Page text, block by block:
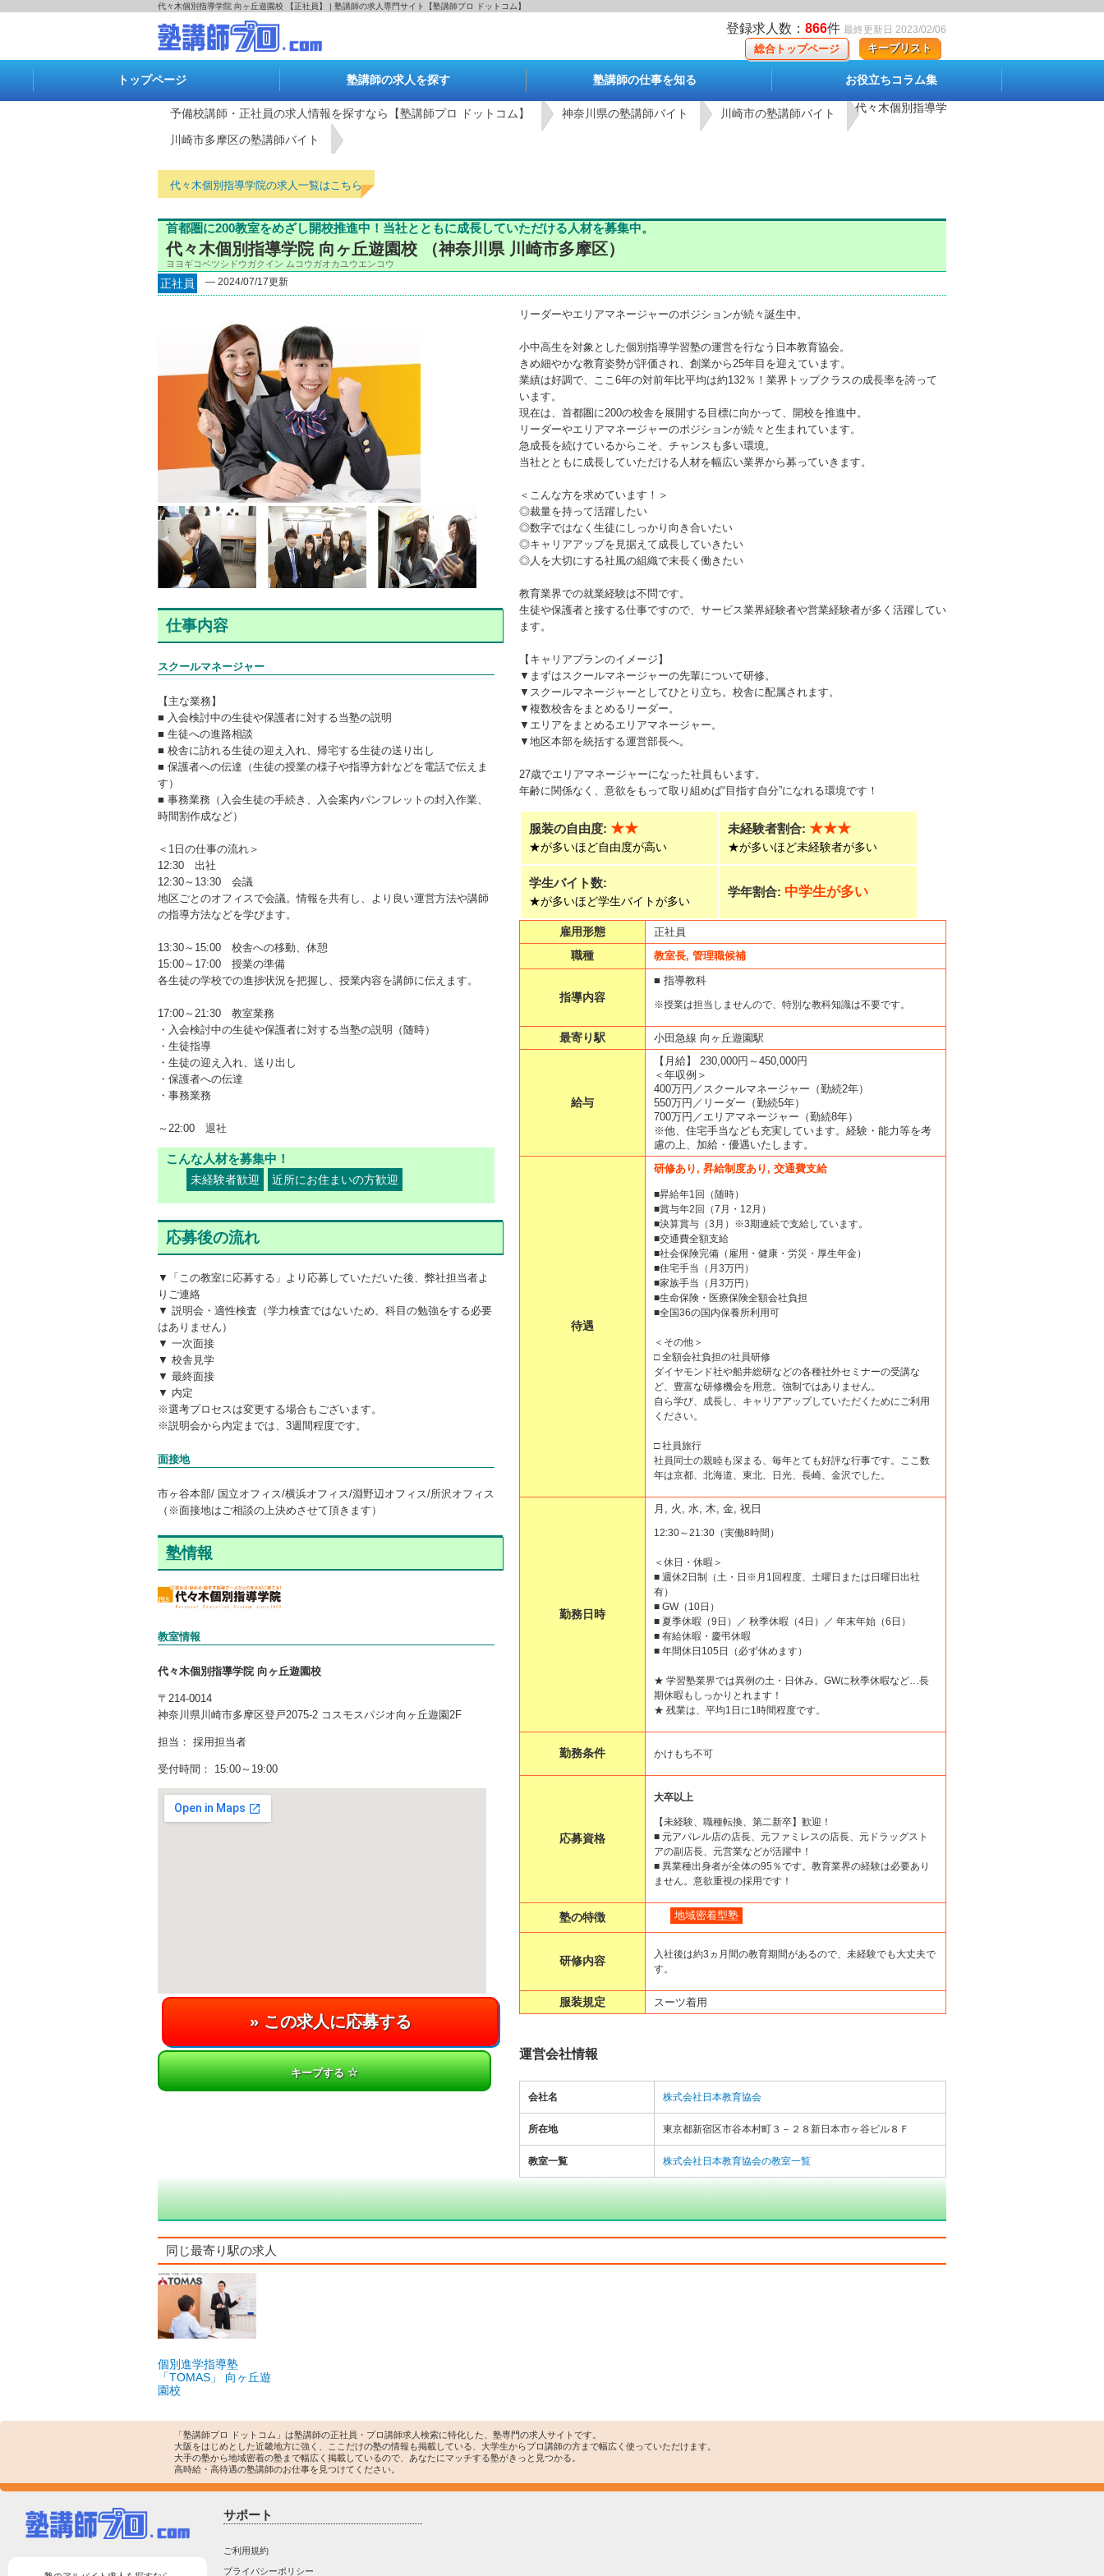
代々木個別指導学院 向ヶ丘遊園校 【正社員】 | 塾講師の求人専門サイト【塾講師プロ ドットコム】
登録求人数： 866件 最終更新日 2023/02/06
キープリスト
総合トップページ
トップページ 塾講師の求人を探す 塾講師の仕事を知る お役立ちコラム集
予備校講師・正社員の求人情報を探すなら【塾講師プロ ドットコム】 神奈川県の塾講師バイト
川崎市の塾講師バイト
川崎市多摩区の塾講師バイト
代々木個別指導学院 向ヶ丘遊園校 【正社員】
代々木個別指導学院の求人一覧はこちら
首都圏に200教室をめざし開校推進中！当社とともに成長していただける人材を募集中。
代々木個別指導学院 向ヶ丘遊園校 （神奈川県 川崎市多摩区）
ヨヨギコベツシドウガクイン ムコウガオカユウエンコウ
正社員 ― 2024/07/17更新
リーダーやエリアマネージャーのポジションが続々誕生中。
小中高生を対象とした個別指導学習塾の運営を行なう日本教育協会。
きめ細やかな教育姿勢が評価され、創業から25年目を迎えています。
業績は好調で、ここ6年の対前年比平均は約132％！業界トップクラスの成長率を誇って
います。
現在は、首都圏に200の校舎を展開する目標に向かって、開校を推進中。
リーダーやエリアマネージャーのポジションが続々と生まれています。
急成長を続けているからこそ、チャンスも多い環境。
当社とともに成長していただける人材を幅広い業界から募っていきます。
＜こんな方を求めています！＞
◎裁量を持って活躍したい
◎数字ではなく生徒にしっかり向き合いたい
◎キャリアアップを見据えて成長していきたい
◎人を大切にする社風の組織で末長く働きたい
教育業界での就業経験は不問です。
生徒や保護者と接する仕事ですので、サービス業界経験者や営業経験者が多く活躍してい
ます。
【キャリアプランのイメージ】
▼まずはスクールマネージャーの先輩について研修。
▼スクールマネージャーとしてひとり立ち。校舎に配属されます。
▼複数校舎をまとめるリーダー。
▼エリアをまとめるエリアマネージャー。
▼地区本部を統括する運営部長へ。
27歳でエリアマネージャーになった社員もいます。
年齢に関係なく、意欲をもって取り組めば“目指す自分”になれる環境です！
服装の自由度: ★★
★が多いほど自由度が高い
未経験者割合: ★★★
★が多いほど未経験者が多い
学生バイト数:
★が多いほど学生バイトが多い
学年割合: 中学生が多い
雇用形態 正社員
職種 教室長, 管理職候補
指導内容
■ 指導教科
※授業は担当しませんので、特別な教科知識は不要です。
最寄り駅 小田急線 向ヶ丘遊園駅
給与
【月給】 230,000円～450,000円
＜年収例＞
400万円／スクールマネージャー（勤続2年）
550万円／リーダー（勤続5年）
700万円／エリアマネージャー（勤続8年）
※他、住宅手当なども充実しています。経験・能力等を考
慮の上、加給・優遇いたします。
待遇
研修あり, 昇給制度あり, 交通費支給
■昇給年1回（随時）
■賞与年2回（7月・12月）
■決算賞与（3月）※3期連続で支給しています。
■交通費全額支給
■社会保険完備（雇用・健康・労災・厚生年金）
■住宅手当（月3万円）
■家族手当（月3万円）
■生命保険・医療保険全額会社負担
■全国36の国内保養所利用可
＜その他＞
□ 全額会社負担の社員研修
ダイヤモンド社や船井総研などの各種社外セミナーの受講な
ど、豊富な研修機会を用意。強制ではありません。
自ら学び、成長し、キャリアアップしていただくためにご利用
ください。
□ 社員旅行
社員同士の親睦も深まる、毎年とても好評な行事です。ここ数
年は京都、北海道、東北、日光、長崎、金沢でした。
勤務日時
月, 火, 水, 木, 金, 祝日
12:30～21:30（実働8時間）
＜休日・休暇＞
■ 週休2日制（土・日※月1回程度、土曜日または日曜日出社
有）
■ GW（10日）
■ 夏季休暇（9日）／ 秋季休暇（4日）／ 年末年始（6日）
■ 有給休暇・慶弔休暇
■ 年間休日105日（必ず休めます）
★ 学習塾業界では異例の土・日休み。GWに秋季休暇など…長
期休暇もしっかりとれます！
★ 残業は、平均1日に1時間程度です。
勤務条件 かけもち不可
応募資格
大卒以上
【未経験、職種転換、第二新卒】歓迎！
■ 元アパレル店の店長、元ファミレスの店長、元ドラッグスト
アの副店長、元営業などが活躍中！
■ 異業種出身者が全体の95％です。教育業界の経験は必要あり
ません。意欲重視の採用です！
塾の特徴 地域密着型塾
研修内容
入社後は約3ヵ月間の教育期間があるので、未経験でも大丈夫で
す。
服装規定 スーツ着用
運営会社情報
会社名 株式会社日本教育協会
所在地 東京都新宿区市谷本村町３－２８新日本市ヶ谷ビル８Ｆ
教室一覧 株式会社日本教育協会の教室一覧
仕事内容
スクールマネージャー
【主な業務】
■ 入会検討中の生徒や保護者に対する当塾の説明
■ 生徒への進路相談
■ 校舎に訪れる生徒の迎え入れ、帰宅する生徒の送り出し
■ 保護者への伝達（生徒の授業の様子や指導方針などを電話で伝えま
す）
■ 事務業務（入会生徒の手続き、入会案内パンフレットの封入作業、
時間割作成など）
＜1日の仕事の流れ＞
12:30 出社
12:30～13:30 会議
地区ごとのオフィスで会議。情報を共有し、より良い運営方法や講師
の指導方法などを学びます。
13:30～15:00 校舎への移動、休憩
15:00～17:00 授業の準備
各生徒の学校での進捗状況を把握し、授業内容を講師に伝えます。
17:00～21:30 教室業務
・入会検討中の生徒や保護者に対する当塾の説明（随時）
・生徒指導
・生徒の迎え入れ、送り出し
・保護者への伝達
・事務業務
～22:00 退社
こんな人材を募集中！
未経験者歓迎 近所にお住まいの方歓迎
応募後の流れ
▼「この教室に応募する」より応募していただいた後、弊社担当者よ
りご連絡
▼ 説明会・適性検査（学力検査ではないため、科目の勉強をする必要
はありません）
▼ 一次面接
▼ 校舎見学
▼ 最終面接
▼ 内定
※選考プロセスは変更する場合もございます。
※説明会から内定までは、3週間程度です。
面接地
市ヶ谷本部/ 国立オフィス/横浜オフィス/淵野辺オフィス/所沢オフィス
（※面接地はご相談の上決めさせて頂きます）
塾情報
教室情報
代々木個別指導学院 向ヶ丘遊園校
〒214-0014
神奈川県川崎市多摩区登戸2075-2 コスモスパジオ向ヶ丘遊園2F
担当： 採用担当者
受付時間： 15:00～19:00
キープする
同じ最寄り駅の求人
個別進学指導塾
「TOMAS」 向ヶ丘遊
園校
「塾講師プロ ドットコム」は塾講師の正社員・プロ講師求人検索に特化した、塾専門の求人サイトです。
大阪をはじめとした近畿地方に強く、ここだけの塾の情報も掲載している、大学生からプロ講師の方まで幅広く使っていただけます。
大手の塾から地域密着の塾まで幅広く掲載しているので、あなたにマッチする塾がきっと見つかる。
高時給・高待遇の塾講師のお仕事を見つけてください。
サポート
ご利用規約
プライバシーポリシー